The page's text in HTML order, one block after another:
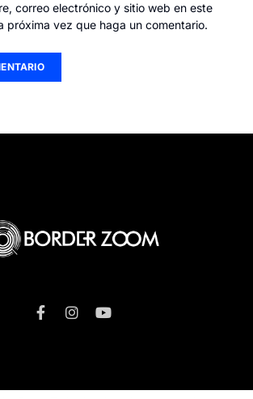
correo electrónico y sitio web en este
próxima vez que haga un comentario.